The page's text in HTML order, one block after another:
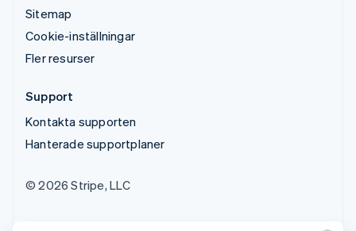
Sitemap
Cookie-inställningar
Fler resurser
Support
Kontakta supporten
Hanterade supportplaner
© 2026 Stripe, LLC